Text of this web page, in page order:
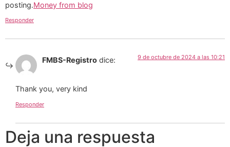
posting.Money from blog
Responder
FMBS-Registro dice: 9 de octubre de 2024 a las 10:21
Thank you, very kind
Responder
Deja una respuesta